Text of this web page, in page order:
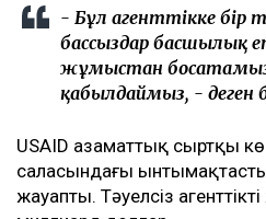
- Бұл агенттікке бір
бассыздар басшылық
жұмыстан
қабылдаймыз, -
USAID азаматтық сыртқы
саласындағы
жауапты. Тәуелсіз